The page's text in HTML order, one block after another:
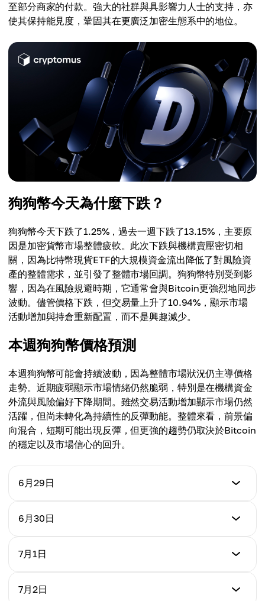
至部分商家的付款。強大的社群與具影響力人士的支持，亦
使其保持能見度，鞏固其在更廣泛加密生態系中的地位。
狗狗幣今天為什麼下跌？
狗狗幣今天下跌了1.25%，過去一週下跌了13.15%，主要原
因是加密貨幣市場整體疲軟。此次下跌與機構賣壓密切相
關，因為比特幣現貨ETF的大規模資金流出降低了對風險資
產的整體需求，並引發了整體市場回調。狗狗幣特別受到影
響，因為在風險規避時期，它通常會與Bitcoin更強烈地同步
波動。儘管價格下跌，但交易量上升了10.94%，顯示市場
活動增加與持倉重新配置，而不是興趣減少。
本週狗狗幣價格預測
本週狗狗幣可能會持續波動，因為整體市場狀況仍主導價格
走勢。近期疲弱顯示市場情緒仍然脆弱，特別是在機構資金
外流與風險偏好下降期間。雖然交易活動增加顯示市場仍然
活躍，但尚未轉化為持續性的反彈動能。整體來看，前景偏
向混合，短期可能出現反彈，但更強的趨勢仍取決於Bitcoin
的穩定以及市場信心的回升。
6月29日
價格 (USD)
每日變化 %
6月30日
價格 (USD)
每日變化 %
7月1日
價格 (USD)
7月2日